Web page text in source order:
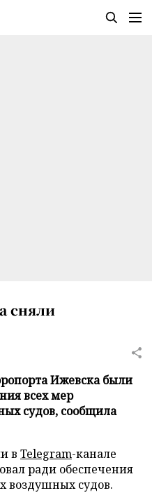
сняли
Ижевска были
всех мер
судов, сообщила
в Telegram-канале
ради обеспечения
воздушных судов.